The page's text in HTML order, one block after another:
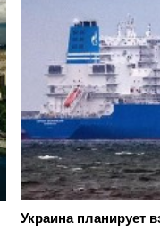
Украина планирует